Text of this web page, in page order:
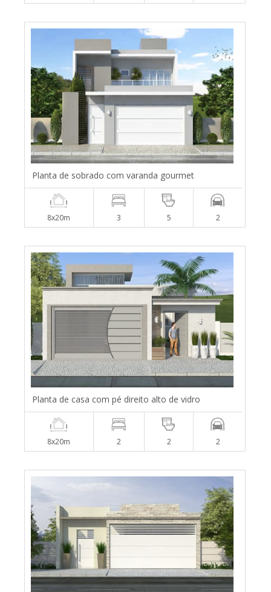
Planta de sobrado com varanda gourmet
8x20m 3 5 2
Planta de casa com pé direito alto de vidro
8x20m 2 2 2